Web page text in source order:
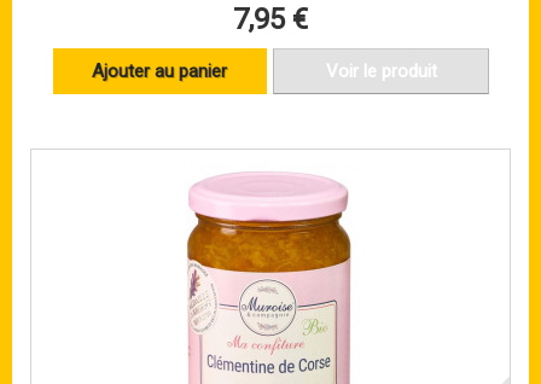
7,95 €
Ajouter au panier Voir le produit